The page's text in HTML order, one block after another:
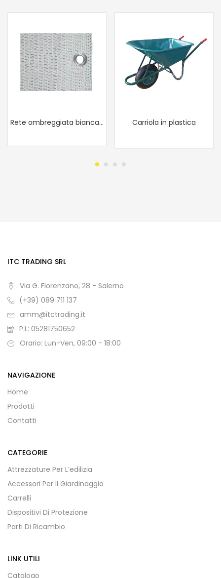
Rete ombreggiata bianca 90% Carriola in plastica
ITC TRADING SRL
Via G. Florenzano, 28 - Salerno
(+39) 089 711 137
amm@itctrading.it
P.I.: 05281750652
Orario: Lun-Ven, 09:00 - 18:00
NAVIGAZIONE
Home
Prodotti
Contatti
CATEGORIE
Attrezzature Per L’edilizia
Accessori Per Il Giardinaggio
Carrelli
Dispositivi Di Protezione
Parti Di Ricambio
LINK UTILI
Catalogo